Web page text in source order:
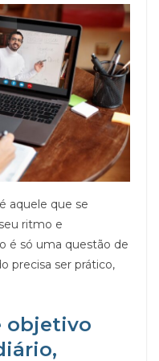
aquele que se
ritmo e
é só uma questão de
precisa ser prático,
objetivo